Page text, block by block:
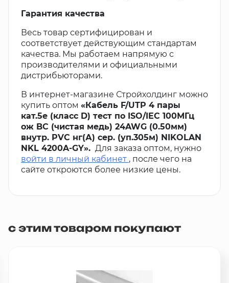
Гарантия качества
Весь товар сертифицирован и
соответствует действующим стандартам
качества. Мы работаем напрямую с
производителями и официальными
дистрибьюторами.
В интернет-магазине Стройхолдинг можно
купить оптом «Кабель F/UTP 4 пары
кат.5e (класс D) тест по ISO/IEC 100МГц
ож BC (чистая медь) 24AWG (0.50мм)
внутр. PVC нг(А) сер. (уп.305м) NIKOLAN
NKL 4200A-GY». Для заказа оптом, нужно
войти в личный кабинет , после чего на
сайте откроются более низкие цены.
с этим товаром покупают